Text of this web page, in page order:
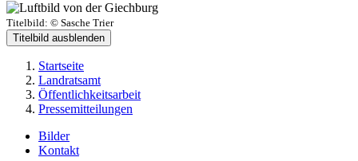
Titelbild: © Sasche Trier
Titelbild ausblenden
Startseite
Landratsamt
Öffentlichkeitsarbeit
Pressemitteilungen
Bilder
Kontakt